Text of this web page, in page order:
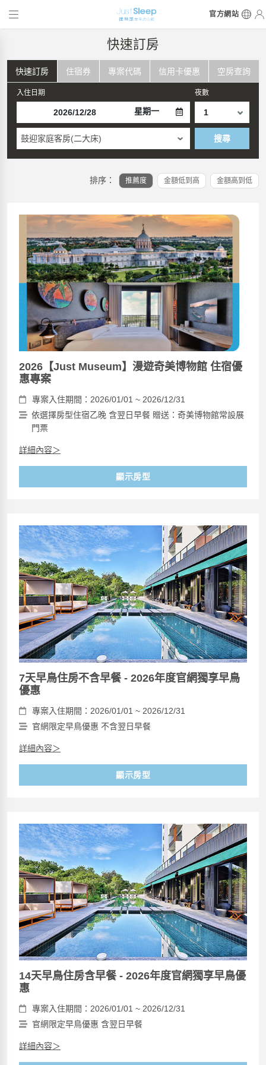
官方網站
快速訂房
快速訂房 住宿券 專案代碼 信用卡優惠 空房查詢
入住日期
星期一
夜數
鼓迎家庭客房(二大床) 搜尋
排序： 推薦度 金額低到高 金額高到低
2026【Just Museum】漫遊奇美博物館 住宿優
惠專案
專案入住期間：2026/01/01 ~ 2026/12/31
依選擇房型住宿乙晚 含翌日早餐 贈送：奇美博物館常設展
門票
詳細內容＞
顯示房型
7天早鳥住房不含早餐 - 2026年度官網獨享早鳥
優惠
專案入住期間：2026/01/01 ~ 2026/12/31
官網限定早鳥優惠 不含翌日早餐
詳細內容＞
顯示房型
14天早鳥住房含早餐 - 2026年度官網獨享早鳥優
惠
專案入住期間：2026/01/01 ~ 2026/12/31
官網限定早鳥優惠 含翌日早餐
詳細內容＞